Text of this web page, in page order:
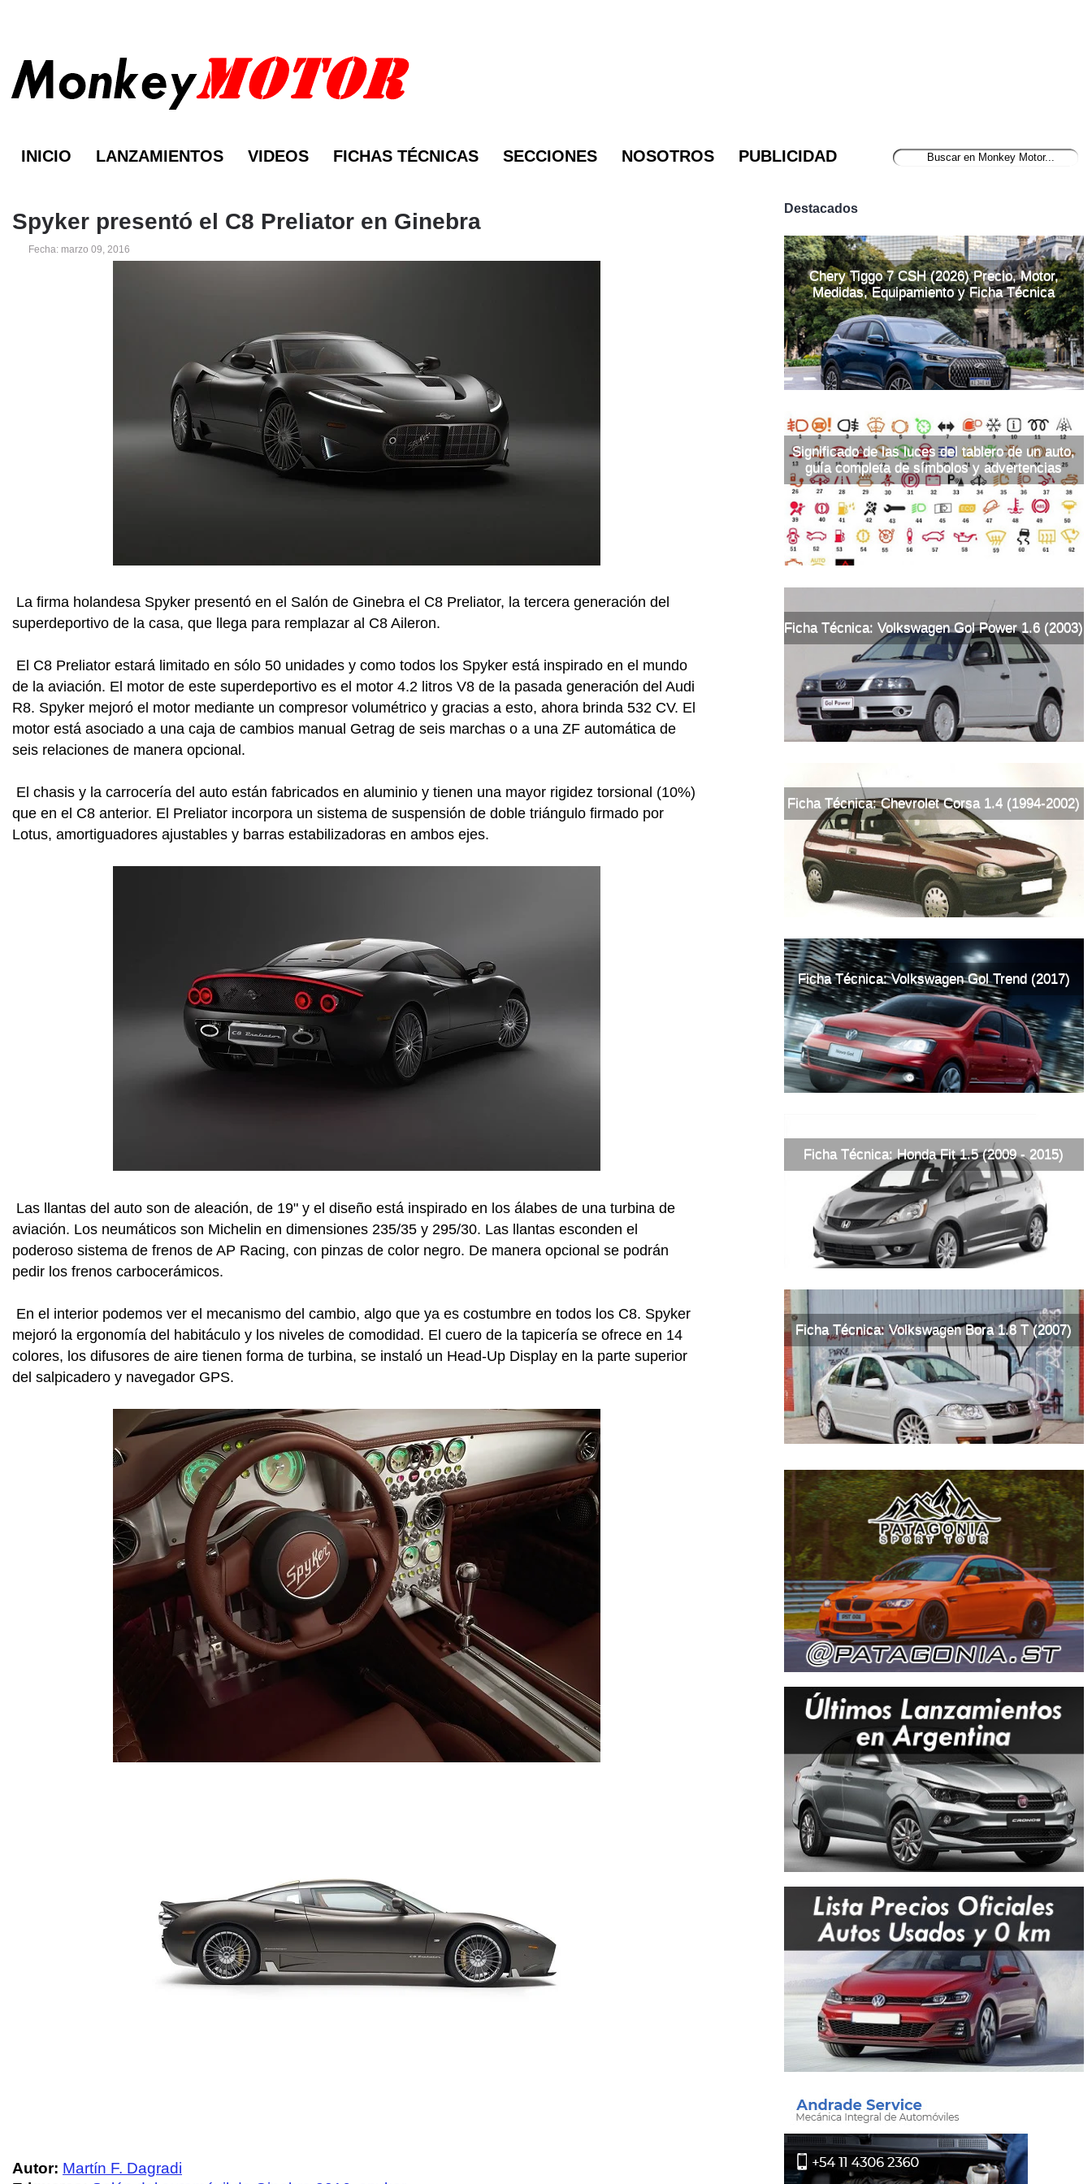
INICIO LANZAMIENTOS VIDEOS FICHAS TÉCNICAS SECCIONES NOSOTROS PUBLICIDAD
Spyker presentó el C8 Preliator en Ginebra
Fecha: marzo 09, 2016
La firma holandesa Spyker presentó en el Salón de Ginebra el C8 Preliator, la tercera generación del
superdeportivo de la casa, que llega para remplazar al C8 Aileron.
El C8 Preliator estará limitado en sólo 50 unidades y como todos los Spyker está inspirado en el mundo
de la aviación. El motor de este superdeportivo es el motor 4.2 litros V8 de la pasada generación del Audi
R8. Spyker mejoró el motor mediante un compresor volumétrico y gracias a esto, ahora brinda 532 CV. El
motor está asociado a una caja de cambios manual Getrag de seis marchas o a una ZF automática de
seis relaciones de manera opcional.
El chasis y la carrocería del auto están fabricados en aluminio y tienen una mayor rigidez torsional (10%)
que en el C8 anterior. El Preliator incorpora un sistema de suspensión de doble triángulo firmado por
Lotus, amortiguadores ajustables y barras estabilizadoras en ambos ejes.
Las llantas del auto son de aleación, de 19" y el diseño está inspirado en los álabes de una turbina de
aviación. Los neumáticos son Michelin en dimensiones 235/35 y 295/30. Las llantas esconden el
poderoso sistema de frenos de AP Racing, con pinzas de color negro. De manera opcional se podrán
pedir los frenos carbocerámicos.
En el interior podemos ver el mecanismo del cambio, algo que ya es costumbre en todos los C8. Spyker
mejoró la ergonomía del habitáculo y los niveles de comodidad. El cuero de la tapicería se ofrece en 14
colores, los difusores de aire tienen forma de turbina, se instaló un Head-Up Display en la parte superior
del salpicadero y navegador GPS.
Autor: Martín F. Dagradi
Destacados
Chery Tiggo 7 CSH (2026) Precio, Motor,
Medidas, Equipamiento y Ficha Técnica
Significado de las luces del tablero de un auto,
guía completa de símbolos y advertencias
Ficha Técnica: Volkswagen Gol Power 1.6 (2003)
Ficha Técnica: Chevrolet Corsa 1.4 (1994-2002)
Ficha Técnica: Volkswagen Gol Trend (2017)
Ficha Técnica: Honda Fit 1.5 (2009 - 2015)
Ficha Técnica: Volkswagen Bora 1.8 T (2007)